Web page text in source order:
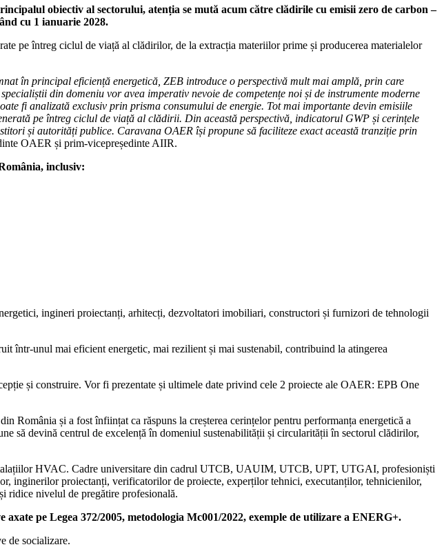
obiectiv al sectorului, atenția se mută acum către clădirile cu emisii zero de carbon –
cu 1 ianuarie 2028.
pe întreg ciclul de viață al clădirilor, de la extracția materiilor prime și producerea materialelor
în principal eficiență energetică, ZEB introduce o perspectivă mult mai amplă, prin care
din domeniu vor avea imperativ nevoie de competențe noi și de instrumente moderne
fi analizată exclusiv prin prisma consumului de energie. Tot mai importante devin emisiile
pe întreg ciclul de viață al clădirii. Din această perspectivă, indicatorul GWP și cerințele
și autorități publice. Caravana OAER își propune să faciliteze exact această tranziție prin
OAER și prim-vicepreședinte AIIR.
inclusiv:
ingineri proiectanți, arhitecți, dezvoltatori imobiliari, constructori și furnizori de tehnologii
într-unul mai eficient energetic, mai rezilient și mai sustenabil, contribuind la atingerea
și construire. Vor fi prezentate și ultimele date privind cele 2 proiecte ale OAER: EPB One
România și a fost înființat ca răspuns la creșterea cerințelor pentru performanța energetică a
să devină centrul de excelență în domeniul sustenabilității și circularității în sectorul clădirilor,
HVAC. Cadre universitare din cadrul UTCB, UAUIM, UTCB, UPT, UTGAI, profesioniști
inginerilor proiectanți, verificatorilor de proiecte, experților tehnici, executanților, tehnicienilor,
ridice nivelul de pregătire profesională.
pe Legea 372/2005, metodologia Mc001/2022, exemple de utilizare a ENERG+.
de socializare.